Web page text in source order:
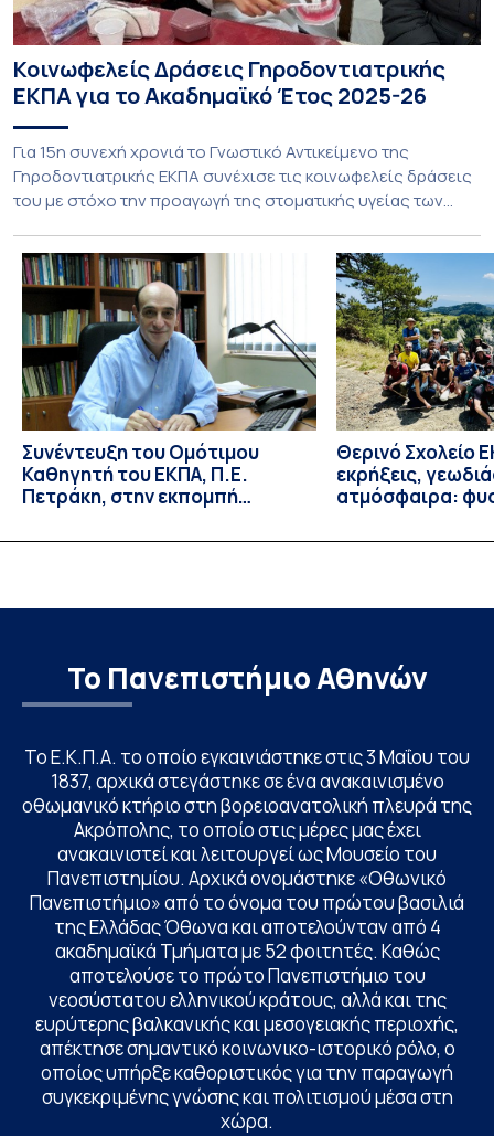
Κοινωφελείς Δράσεις Γηροδοντιατρικής
ΕΚΠΑ για το Ακαδημαϊκό Έτος 2025-26
Για 15η συνεχή χρονιά το Γνωστικό Αντικείμενο της
Γηροδοντιατρικής ΕΚΠΑ συνέχισε τις κοινωφελείς δράσεις
του με στόχο την προαγωγή της στοματικής υγείας των
υποχρεωτικής «κοινωφελούς μάθησης» στο μάθημα της
Γηροδοντιατρικής 10ου εξαμήνου, περιλάμβανε
εκπαιδευτικές δραστηριότητες στο Γηροκομείο-
Πτωχοκομείο Αθηνών, στο Οδοντιατρικό Τμήμα/Μονάδα
ΑΜΕΑ Ενηλίκων Ασκληπιείου Βούλας, στο Κέντρο
Γηριατρικής […]
Συνέντευξη του Ομότιμου
Καθηγητή του ΕΚΠΑ, Π.Ε.
Πετράκη, στην εκπομπή
Θερινό Σχολείο
εκρήξεις,
ατμόσφαιρα:
βιολογικές
Το Πανεπιστήμιο Αθηνών
Το Ε.Κ.Π.Α. το οποίο εγκαινιάστηκε στις 3 Μαΐου του
1837, αρχικά στεγάστηκε σε ένα ανακαινισμένο
οθωμανικό κτήριο στη βορειοανατολική πλευρά της
Ακρόπολης, το οποίο στις μέρες μας έχει
ανακαινιστεί και λειτουργεί ως Μουσείο του
Πανεπιστημίου. Αρχικά ονομάστηκε «Οθωνικό
Πανεπιστήμιο» από το όνομα του πρώτου βασιλιά
της Ελλάδας Όθωνα και αποτελούνταν από 4
ακαδημαϊκά Τμήματα με 52 φοιτητές. Καθώς
αποτελούσε το πρώτο Πανεπιστήμιο του
νεοσύστατου ελληνικού κράτους, αλλά και της
ευρύτερης βαλκανικής και μεσογειακής περιοχής,
απέκτησε σημαντικό κοινωνικο-ιστορικό ρόλο, ο
οποίος υπήρξε καθοριστικός για την παραγωγή
συγκεκριμένης γνώσης και πολιτισμού μέσα στη
χώρα.